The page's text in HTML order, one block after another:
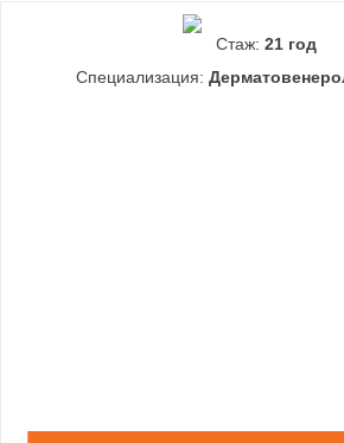
Стаж: 21 год
Специализация: